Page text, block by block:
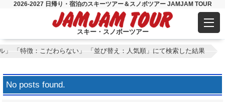
2026-2027 日帰り・宿泊のスキーツアー＆スノボツアー JAMJAM TOUR
スキー・スノボーツアー
「特徴：こだわらない」 「並び替え：人気順」にて検索した結果
No posts found.